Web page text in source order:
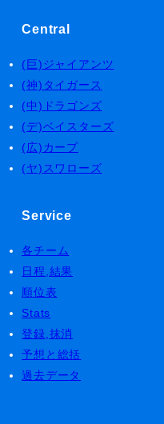
Central
(巨)ジャイアンツ
(神)タイガース
(中)ドラゴンズ
(デ)ベイスターズ
(広)カープ
(ヤ)スワローズ
Service
各チーム
日程,結果
順位表
Stats
登録,抹消
予想と総括
過去データ